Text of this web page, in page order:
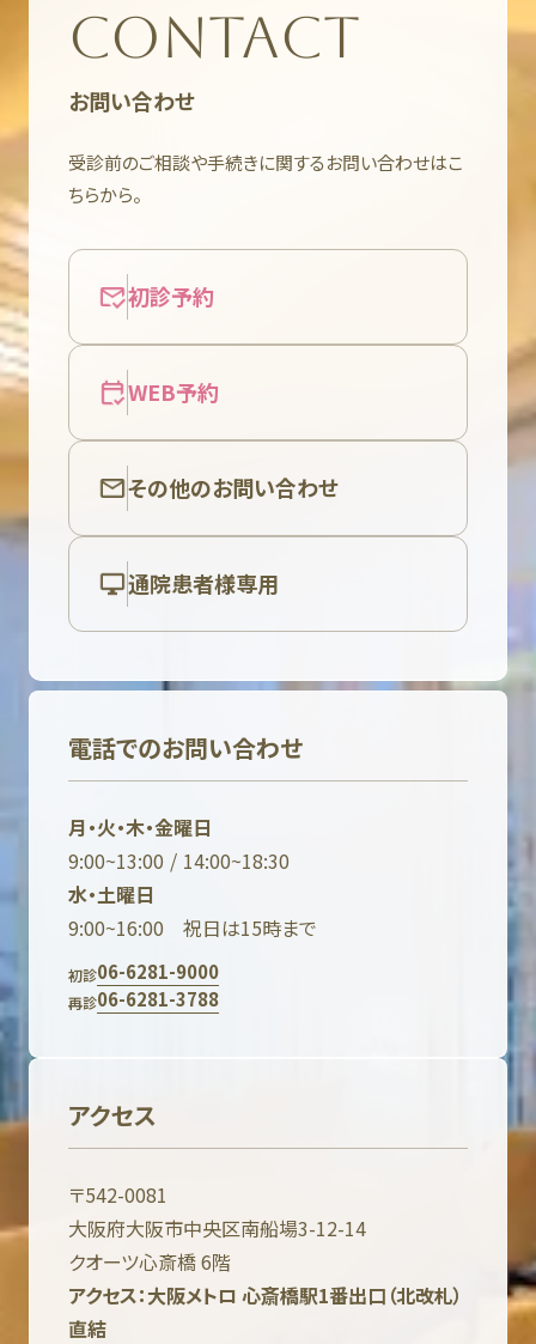
CONTACT
お問い合わせ
受診前のご相談や手続きに関するお問い合わせはこ
ちらから。
初診予約
WEB予約
その他のお問い合わせ
通院患者様専用
電話でのお問い合わせ
月・火・木・金曜日
9:00~13:00 / 14:00~18:30
水・土曜日
9:00~16:00 祝日は15時まで
初診06-6281-9000
再診06-6281-3788
アクセス
〒542-0081
大阪府大阪市中央区南船場3-12-14
クオーツ心斎橋 6階
アクセス：大阪メトロ 心斎橋駅1番出口（北改札）
直結